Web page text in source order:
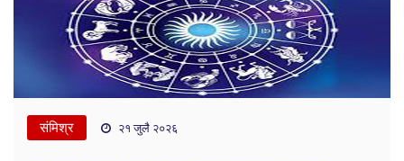
संमिश्र २१ जुलै २०२६